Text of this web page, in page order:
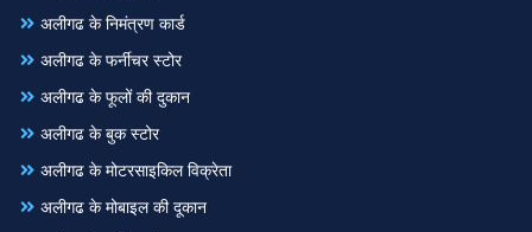
अलीगढ के निमंत्रण कार्ड
अलीगढ के फर्नीचर स्टोर
अलीगढ के फूलों की दुकान
अलीगढ के बुक स्टोर
अलीगढ के मोटरसाइकिल विक्रेता
अलीगढ के मोबाइल की दूकान